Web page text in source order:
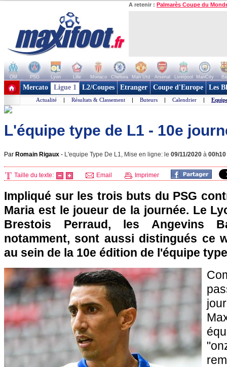
A retenir : Palmarès Coupe du
OM PSG Lyon Lille Monaco Chelsea Man Utd Arsenal Liverpool ManCity
+ de clubs
Mercato Ligue 1 L2/Coupes Etranger Coupe d'Europe Les
Actualité | Résultats & Classement | Buteurs | Calendrier |
L'équipe type de L1 - 10e
Par Romain Rigaux - L'equipe Type De L1, Mise en ligne: le 09/11/2020 à 00h10
Taille du texte: Email Imprimer
Impliqué sur les trois buts du PSG
Maria est le joueur de la journée. Le
Brestois Perraud, les Angevins
notamment, sont aussi distingués ce
au sein de la 10e édition de l'équipe